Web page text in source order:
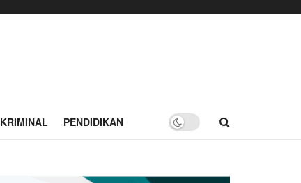
KRIMINAL PENDIDIKAN